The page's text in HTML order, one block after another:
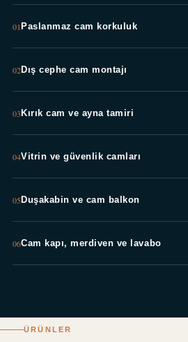
01Paslanmaz cam korkuluk
02Dış cephe cam montajı
03Kırık cam ve ayna tamiri
04Vitrin ve güvenlik camları
05Duşakabin ve cam balkon
06Cam kapı, merdiven ve lavabo
ÜRÜNLER